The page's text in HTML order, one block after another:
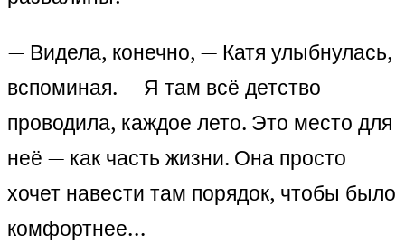
— Видела, конечно, — Катя улыбнулась,
вспоминая. — Я там всё детство
проводила, каждое лето. Это место для
неё — как часть жизни. Она просто
хочет навести там порядок, чтобы было
комфортнее…